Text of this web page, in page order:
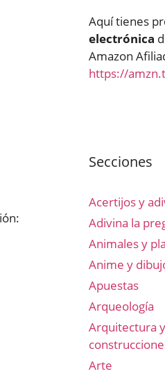
Aquí tienes
electrónica
Amazon
https://
Secciones
Acertijos y
Adivina la
Animales y
Anime y
Apuestas
Arqueología
Arquitectura y
Arte